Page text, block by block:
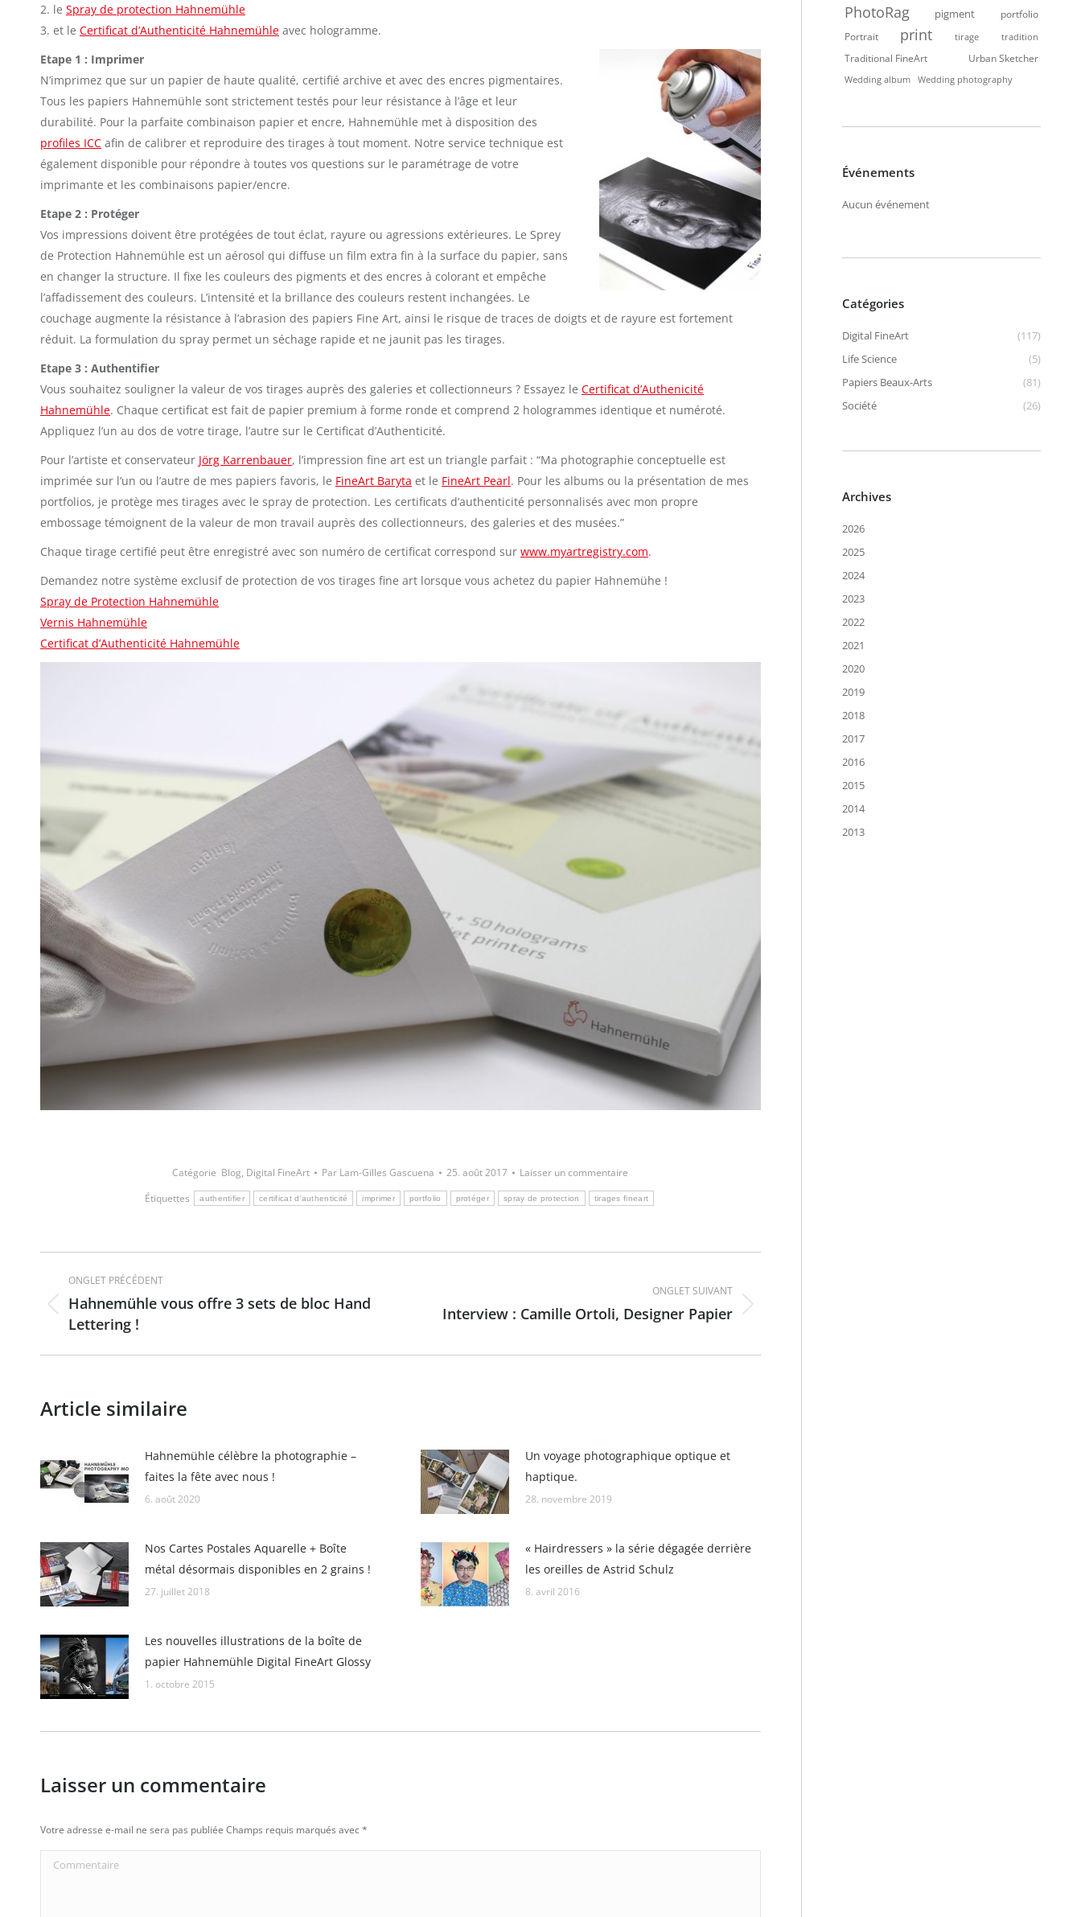
2. le Spray de protection Hahnemühle
3. et le Certificat d’Authenticité Hahnemühle avec hologramme.
Etape 1 : Imprimer
N’imprimez que sur un papier de haute qualité, certifié archive et avec des encres pigmentaires.
Tous les papiers Hahnemühle sont strictement testés pour leur résistance à l’âge et leur
durabilité. Pour la parfaite combinaison papier et encre, Hahnemühle met à disposition des
profiles ICC afin de calibrer et reproduire des tirages à tout moment. Notre service technique est
également disponible pour répondre à toutes vos questions sur le paramétrage de votre
imprimante et les combinaisons papier/encre.
Etape 2 : Protéger
Vos impressions doivent être protégées de tout éclat, rayure ou agressions extérieures. Le Sprey
de Protection Hahnemühle est un aérosol qui diffuse un film extra fin à la surface du papier, sans
en changer la structure. Il fixe les couleurs des pigments et des encres à colorant et empêche
l’affadissement des couleurs. L’intensité et la brillance des couleurs restent inchangées. Le
couchage augmente la résistance à l’abrasion des papiers Fine Art, ainsi le risque de traces de doigts et de rayure est fortement
réduit. La formulation du spray permet un séchage rapide et ne jaunit pas les tirages.
Etape 3 : Authentifier
Vous souhaitez souligner la valeur de vos tirages auprès des galeries et collectionneurs ? Essayez le Certificat d’Authenicité
Hahnemühle. Chaque certificat est fait de papier premium à forme ronde et comprend 2 hologrammes identique et numéroté.
Appliquez l’un au dos de votre tirage, l’autre sur le Certificat d’Authenticité.
Pour l’artiste et conservateur Jörg Karrenbauer, l’impression fine art est un triangle parfait : “Ma photographie conceptuelle est
imprimée sur l’un ou l’autre de mes papiers favoris, le FineArt Baryta et le FineArt Pearl. Pour les albums ou la présentation de mes
portfolios, je protège mes tirages avec le spray de protection. Les certificats d’authenticité personnalisés avec mon propre
embossage témoignent de la valeur de mon travail auprès des collectionneurs, des galeries et des musées.”
Chaque tirage certifié peut être enregistré avec son numéro de certificat correspond sur www.myartregistry.com.
Demandez notre système exclusif de protection de vos tirages fine art lorsque vous achetez du papier Hahnemühe !
Spray de Protection Hahnemühle
Vernis Hahnemühle
Certificat d’Authenticité Hahnemühle
Catégorie Blog, Digital FineArt Par Lam-Gilles Gascuena 25. août 2017
Laisser un commentaire
Étiquettes
authentifier certificat d'authenticité imprimer portfolio protéger spray de protection tirages fineart
Navigation
de
commentaire
ONGLET PRÉCÉDENT
Onglet
précédent
Hahnemühle vous offre 3 sets de bloc Hand
Lettering !
ONGLET SUIVANT
Onglet
Interview : Camille Ortoli, Designer Papier
Article similaire
Hahnemühle célèbre la photographie –
faites la fête avec nous !
6. août 2020
Un voyage photographique optique et
haptique.
28. novembre 2019
Nos Cartes Postales Aquarelle + Boîte
métal désormais disponibles en 2 grains !
27. juillet 2018
« Hairdressers » la série dégagée derrière
les oreilles de Astrid Schulz
8. avril 2016
Les nouvelles illustrations de la boîte de
papier Hahnemühle Digital FineArt Glossy
1. octobre 2015
Laisser un commentaire
Votre adresse e-mail ne sera pas publiée Champs requis marqués avec*
Commentaire
PhotoRag pigment
portfolio
Portrait
print tirage tradition
Traditional FineArt Urban Sketcher
Wedding album Wedding photography
Événements
Aucun événement
Catégories
Digital FineArt
(117)
Life Science
(5)
Papiers Beaux-Arts
(81)
Société
(26)
Archives
2026
2025
2024
2023
2022
2021
2020
2019
2018
2017
2016
2015
2014
2013